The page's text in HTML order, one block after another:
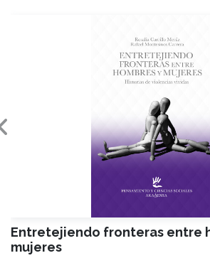
Entretejiendo fronteras entre
mujeres